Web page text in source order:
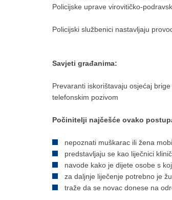
Policijske uprave virovitičko-
Policijski službenici nastavljaju
Savjeti građanima:
Prevaranti iskorištavaju osjećaj
telefonskim pozivom
Počinitelji najčešće ovako
nepoznati muškarac ili žena
predstavljaju se kao liječnici
navode kako je dijete osobe s
za daljnje liječenje potrebno je
traže da se novac donese na